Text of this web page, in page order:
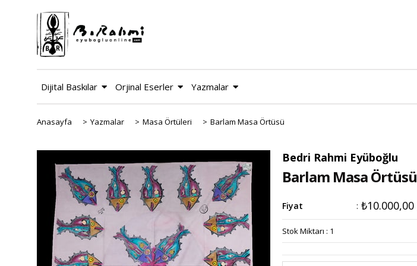
Dijital Baskılar Orjinal Eserler Yazmalar
Anasayfa > Yazmalar > Masa Örtüleri > Barlam Masa Örtüsü
Bedri Rahmi Eyüboğlu
Barlam Masa Örtüsü
Fiyat : ₺10.000,00
Stok Miktarı : 1